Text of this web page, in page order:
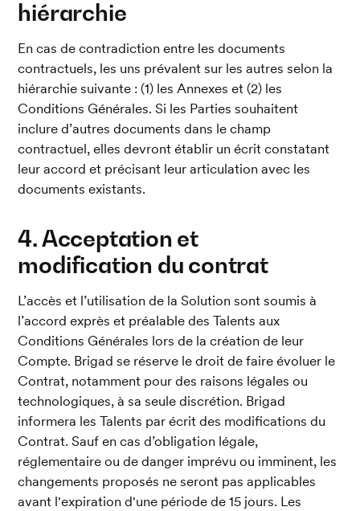
hiérarchie
En cas de contradiction entre les documents
contractuels, les uns prévalent sur les autres selon la
hiérarchie suivante : (1) les Annexes et (2) les
Conditions Générales. Si les Parties souhaitent
inclure d’autres documents dans le champ
contractuel, elles devront établir un écrit constatant
leur accord et précisant leur articulation avec les
documents existants.
4. Acceptation et
modification du contrat
L’accès et l’utilisation de la Solution sont soumis à
l’accord exprès et préalable des Talents aux
Conditions Générales lors de la création de leur
Compte. Brigad se réserve le droit de faire évoluer le
Contrat, notamment pour des raisons légales ou
technologiques, à sa seule discrétion. Brigad
informera les Talents par écrit des modifications du
Contrat. Sauf en cas d’obligation légale,
réglementaire ou de danger imprévu ou imminent, les
changements proposés ne seront pas applicables
avant l'expiration d'une période de 15 jours. Les